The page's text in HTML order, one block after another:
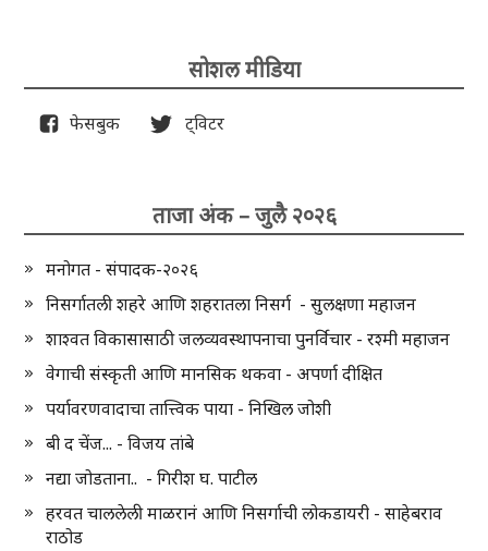
सोशल मीडिया
फेसबुक ट्विटर
ताजा अंक – जुलै २०२६
मनोगत - संपादक-२०२६
निसर्गातली शहरे आणि शहरातला निसर्ग - सुलक्षणा महाजन
शाश्वत विकासासाठी जलव्यवस्थापनाचा पुनर्विचार - रश्मी महाजन
वेगाची संस्कृती आणि मानसिक थकवा - अपर्णा दीक्षित
पर्यावरणवादाचा तात्त्विक पाया - निखिल जोशी
बी द चेंज... - विजय तांबे
नद्या जोडताना.. - गिरीश घ. पाटील
हरवत चाललेली माळरानं आणि निसर्गाची लोकडायरी - साहेबराव
राठोड